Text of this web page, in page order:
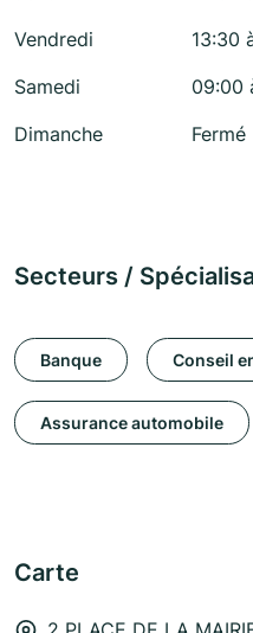
Vendredi
13:30
Samedi
09:00
Dimanche
Fermé
Secteurs /
Banque Conseil
Assurance automobile
Carte